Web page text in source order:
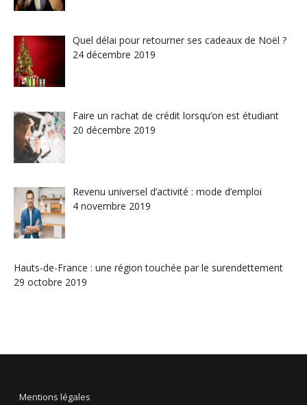
Quel délai pour retourner ses cadeaux de Noël ?
24 décembre 2019
Faire un rachat de crédit lorsqu’on est étudiant
20 décembre 2019
Revenu universel d’activité : mode d’emploi
4 novembre 2019
Hauts-de-France : une région touchée par le surendettement
29 octobre 2019
Mentions légales